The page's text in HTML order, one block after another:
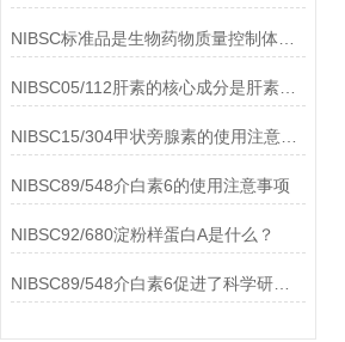
NIBSC标准品是生物药物质量控制体系中的基础工具
NIBSC05/112肝素的核心成分是肝素钠(Heparin Sodium)
NIBSC15/304甲状旁腺素的使用注意事项
NIBSC89/548介白素6的使用注意事项
NIBSC92/680淀粉样蛋白A是什么？
NIBSC89/548介白素6促进了科学研究的进步